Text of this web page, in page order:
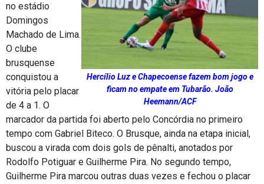
Hercílio Luz e Chapecoense fazem bom jogo e
ficam no empate em Tubarão. João
Heemann/ACF
no estádio
Domingos
Machado de Lima.
O clube
brusquense
conquistou a
vitória pelo placar
de 4 a 1. O
marcador da partida foi aberto pelo Concórdia no primeiro
tempo com Gabriel Biteco. O Brusque, ainda na etapa inicial,
buscou a virada com dois gols de pênalti, anotados por
Rodolfo Potiguar e Guilherme Pira. No segundo tempo,
Guilherme Pira marcou outras duas vezes e fechou o placar